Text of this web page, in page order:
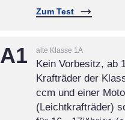
Zum Test
A1 alte Klasse 1A
Kein Vorbesitz, ab
Krafträder der
ccm und einer
(Leichtkrafträder)